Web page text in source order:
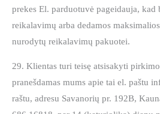
prekes El. parduotuvė pageidauja,
reikalavimų arba dedamos
nurodytų reikalavimų pakuotei.
29. Klientas turi teisę atsisakyti
pranešdamas mums apie tai el. paštu
raštu, adresu Savanorių pr. 192B,